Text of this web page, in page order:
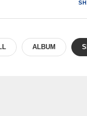
ALBUM